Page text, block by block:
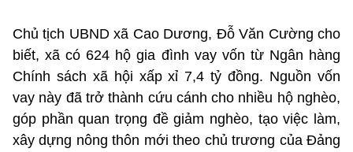
Chủ tịch UBND xã Cao Dương, Đỗ Văn Cường cho
biết, xã có 624 hộ gia đình vay vốn từ Ngân hàng
Chính sách xã hội xấp xỉ 7,4 tỷ đồng. Nguồn vốn
vay này đã trở thành cứu cánh cho nhiều hộ nghèo,
góp phần quan trọng đề giảm nghèo, tạo việc làm,
xây dựng nông thôn mới theo chủ trương của Đảng